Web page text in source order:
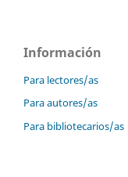
Información
Para lectores/as
Para autores/as
Para bibliotecarios/as